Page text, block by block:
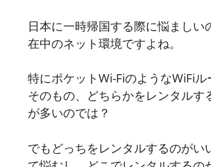
日本に一時帰国する際に悩ましい
在中のネット環境ですよね。
特にポケットWi-FiのようなWiFi
そのもの、どちらかをレンタルす
が多いのでは？
でもどっちをレンタルするのがい